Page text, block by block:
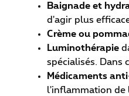
Baignade et
d'agir plus
Crème ou
Luminothérapie
spécialisés. Dans
Médicaments
l'inflammation de